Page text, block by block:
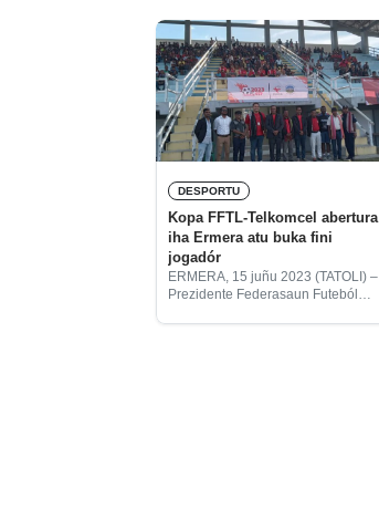
DESPORTU
Kopa FFTL-Telkomcel abertura
iha Ermera atu buka fini
jogadór
ERMERA, 15 juñu 2023 (TATOLI) –
Prezidente Federasaun Futeból